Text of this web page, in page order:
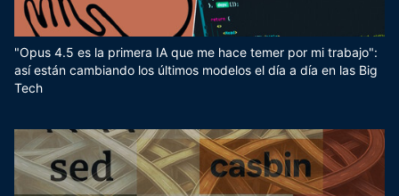
"Opus 4.5 es la primera IA que me hace temer por mi trabajo":
así están cambiando los últimos modelos el día a día en las Big
Tech